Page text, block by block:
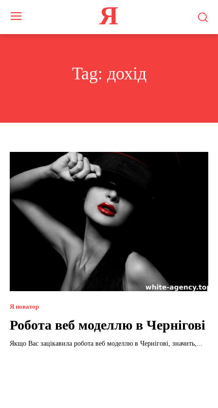
Я
Tag: дохід
Я новатор
Робота веб моделлю в Чернігові
Якщо Вас зацікавила робота веб моделлю в Чернігові, значить,...